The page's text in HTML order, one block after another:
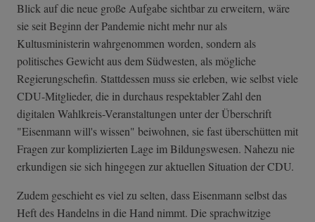
Blick auf die neue große Aufgabe sichtbar zu erweitern, wäre
sie seit Beginn der Pandemie nicht mehr nur als
Kultusministerin wahrgenommen worden, sondern als
politisches Gewicht aus dem Südwesten, als mögliche
Regierungschefin. Stattdessen muss sie erleben, wie selbst viele
CDU-Mitglieder, die in durchaus respektabler Zahl den
digitalen Wahlkreis-Veranstaltungen unter der Überschrift
"Eisenmann will's wissen" beiwohnen, sie fast überschütten mit
Fragen zur komplizierten Lage im Bildungswesen. Nahezu nie
erkundigen sie sich hingegen zur aktuellen Situation der CDU.
Zudem geschieht es viel zu selten, dass Eisenmann selbst das
Heft des Handelns in die Hand nimmt. Die sprachwitzige